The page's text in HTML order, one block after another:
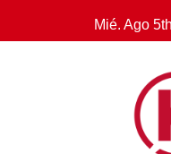
al
Mié. Ago